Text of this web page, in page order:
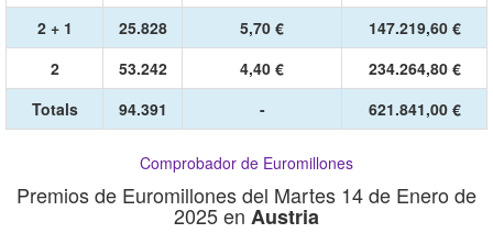
2 + 1
25.828 5,70 €
147.219,60 €
2
53.242 4,40 €
234.264,80 €
Totals
94.391 - 621.841,00 €
Comprobador de Euromillones
Premios de Euromillones del Martes 14 de Enero de
2025 en Austria